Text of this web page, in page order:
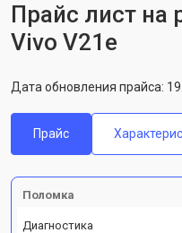
Прайс лист на
Vivo V21e
Дата обновления прайса:
Прайс
Поломка
Диагностика